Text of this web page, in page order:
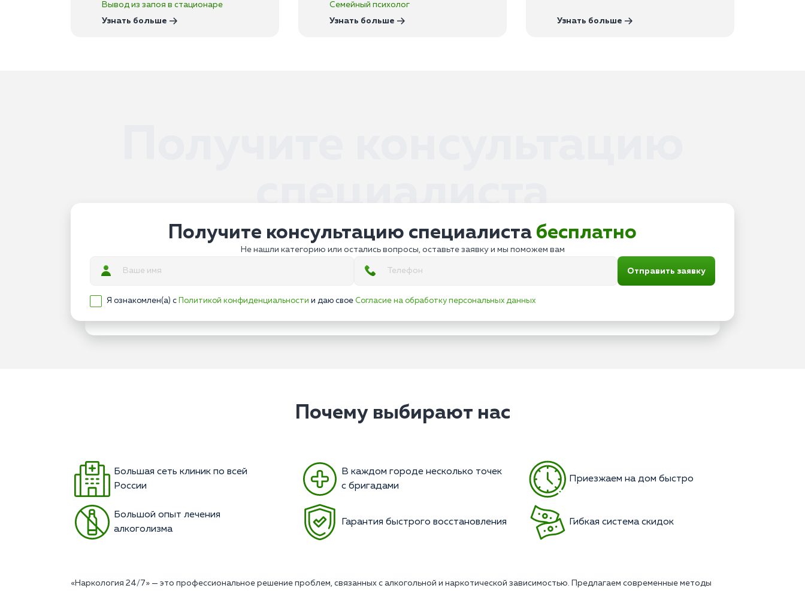
Вывод из запоя в стационаре
Узнать больше
Семейный психолог
Узнать больше
Узнать больше
специалиста
Получите консультацию специалиста бесплатно
Не нашли категорию или остались вопросы, оставьте заявку и мы поможем вам
Отправить заявку
Я ознакомлен(а) с Политикой конфиденциальности и даю свое Согласие на обработку персональных данных
Почему выбирают нас
Большая сеть клиник по всей
России
В каждом городе несколько точек
с бригадами
Приезжаем на дом быстро
Большой опыт лечения
алкоголизма
Гарантия быстрого восстановления Гибкая система скидок
«Наркология 24/7» — это профессиональное решение проблем, связанных с алкогольной и наркотической зависимостью. Предлагаем современные методы